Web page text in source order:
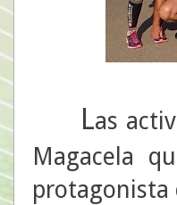
Las
Magacela
protagonista